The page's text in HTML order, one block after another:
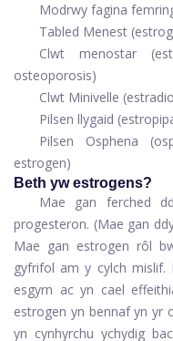
Modrwy fagina
Tabled Menest
Clwt menostar
osteoporosis)
Clwt Minivelle
Pilsen llygaid
Pilsen Osphena
estrogen)
Beth yw estrogens?
Mae gan ferched
progesteron. (Mae gan
Mae gan estrogen rôl
gyfrifol am y cylch
esgyrn ac yn cael
estrogen yn bennaf yn yr
yn cynhyrchu ychydig